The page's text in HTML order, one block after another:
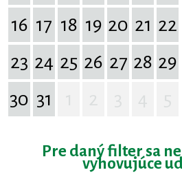
16 17 18 19 20 21 22
23 24 25 26 27 28 29
30 31
Pre daný filter sa
vyhovujúce